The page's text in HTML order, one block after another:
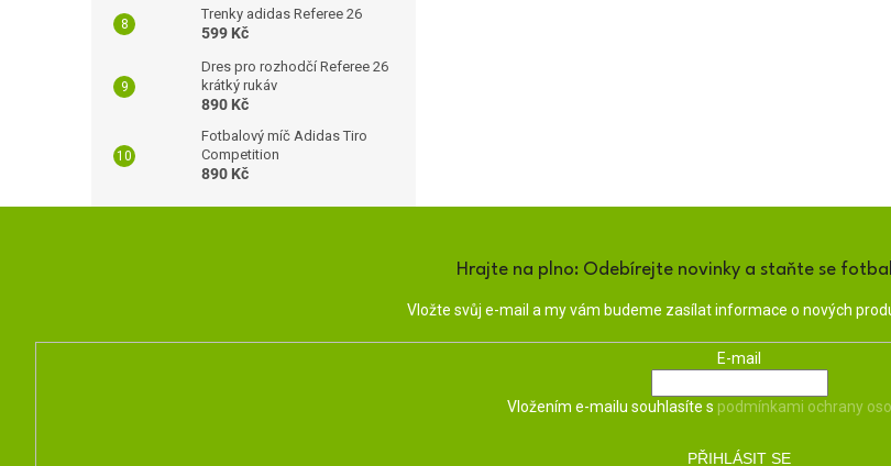
Trenky adidas Referee 26
599 Kč
Dres pro rozhodčí Referee 26
krátký rukáv
890 Kč
Fotbalový míč Adidas Tiro
Competition
890 Kč
Hrajte na plno: Odebírejte novinky a staňte se
Vložte svůj e-mail a my vám budeme zasílat informace o nových
E-mail
Vložením e-mailu souhlasíte s podmínkami ochrany
PŘIHLÁSIT SE